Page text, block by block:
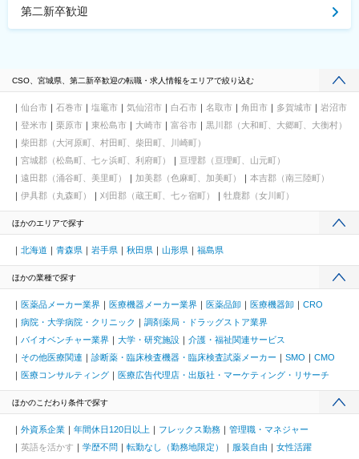
第二新卒歓迎
CSO、宮城県、第二新卒歓迎の転職・求人情報をエリアで絞り込む
仙台市 石巻市 塩竈市 気仙沼市 白石市 名取市 角田市 多賀城市
岩沼市
登米市
栗原市 東松島市 大崎市 富谷市
黒川郡（大和町、大郷町、大衡村）
柴田郡（大河原町、村田町、柴田町、川崎町）
宮城郡（松島町、七ヶ浜町、利府町）
亘理郡（亘理町、山元町）
遠田郡（涌谷町、美里町）
加美郡（色麻町、加美町）
本吉郡（南三陸町）
伊具郡（丸森町）
刈田郡（蔵王町、七ヶ宿町） 牡鹿郡（女川町）
ほかのエリアで探す
北海道 青森県 岩手県 秋田県 山形県 福島県
ほかの業種で探す
医薬品メーカー業界 医療機器メーカー業界 医薬品卸 医療機器卸
CRO
病院・大学病院・クリニック
調剤薬局・ドラッグストア業界
バイオベンチャー業界
大学・研究施設
介護・福祉関連サービス
その他医療関連
診断薬・臨床検査機器・臨床検査試薬メーカー SMO
CMO
医療コンサルティング
医療広告代理店・出版社・マーケティング・リサーチ
ほかのこだわり条件で探す
外資系企業 年間休日120日以上 フレックス勤務
管理職・マネジャー
英語を活かす
学歴不問 転勤なし（勤務地限定） 服装自由
女性活躍